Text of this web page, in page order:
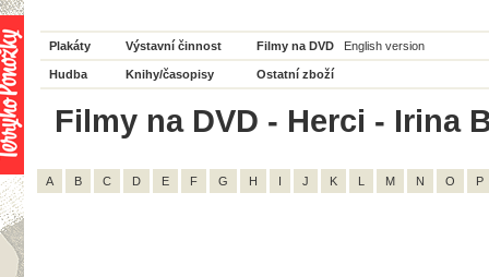
Plakáty Výstavní činnost Filmy na DVD English version
Hudba Knihy/časopisy Ostatní zboží
Filmy na DVD - Herci - Irina
A B C D E F G H I J K L M N O P